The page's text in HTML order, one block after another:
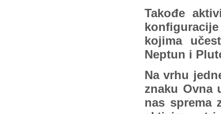
Takođe
kojima
Neptun i
Na vrhu
znaku Ovna
nas sprema